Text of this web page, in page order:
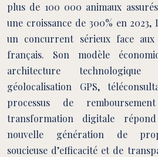
plus de 100 000 animaux
une croissance de 300% en 2023,
un concurrent sérieux face aux
français. Son modèle
architecture technologique
géolocalisation GPS,
processus de
transformation digitale
nouvelle génération de
soucieuse d’efficacité et de